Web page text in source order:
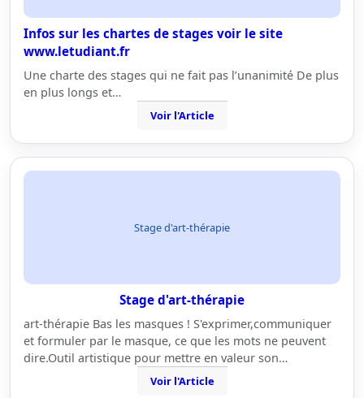
Infos sur les chartes de stages voir le site
www.letudiant.fr
Une charte des stages qui ne fait pas l’unanimité De plus
en plus longs et…
Voir l'Article
Stage d'art-thérapie
Stage d'art-thérapie
art-thérapie Bas les masques ! S'exprimer,communiquer
et formuler par le masque, ce que les mots ne peuvent
dire.Outil artistique pour mettre en valeur son…
Voir l'Article